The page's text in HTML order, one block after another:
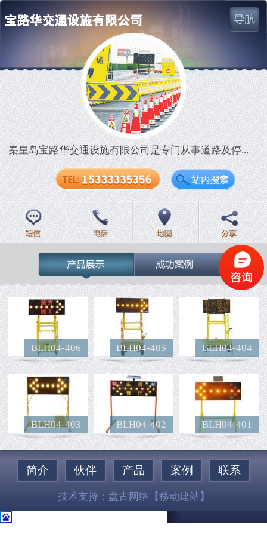
秦皇岛宝路华交通设施有限公司是专门从事道路及停...
BLH04-406 BLH04-405 BLH04-404
BLH04-403 BLH04-402 BLH04-401
简介 伙伴 产品 案例 联系
技术支持： 盘古网络 【移动建站】
网站首页
公司简介
战略伙伴
产品展示
成功案例
联系我们